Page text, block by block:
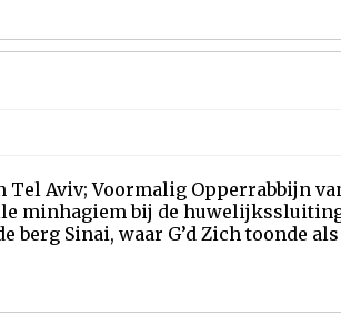
Tel Aviv; Voormalig Opperrabbijn
minhagiem bij de
berg Sinai, waar G’d Zich toonde